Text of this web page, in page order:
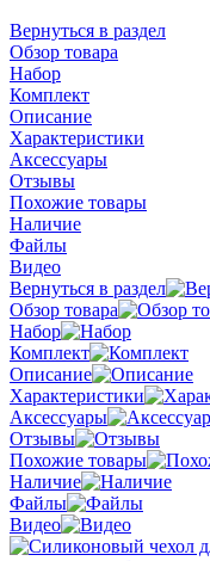
Вернуться в раздел
Обзор товара
Набор
Комплект
Описание
Характеристики
Аксессуары
Отзывы
Похожие товары
Наличие
Файлы
Видео
Вернуться в раздел
Обзор товара
Набор
Комплект
Описание
Характеристики
Аксессуары
Отзывы
Похожие товары
Наличие
Файлы
Видео